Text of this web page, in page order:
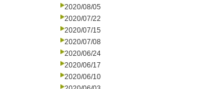
2020/08/05
2020/07/22
2020/07/15
2020/07/08
2020/06/24
2020/06/17
2020/06/10